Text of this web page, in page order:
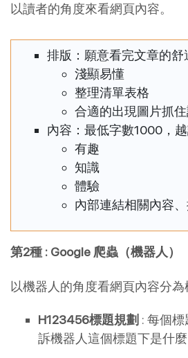
以讀者的角度來看網頁內容。
排版：願意看完文章的舒
淺顯易懂
整理清單表格
合適的出現圖片抓
內容：最低字數1000，
有趣
知識
體驗
內部連結相關內容
第2種 : Google 爬蟲（機器人）
以機器人的角度看網頁內容分為
H123456標題規劃 : 每個
訴機器人這個標題下是什麼